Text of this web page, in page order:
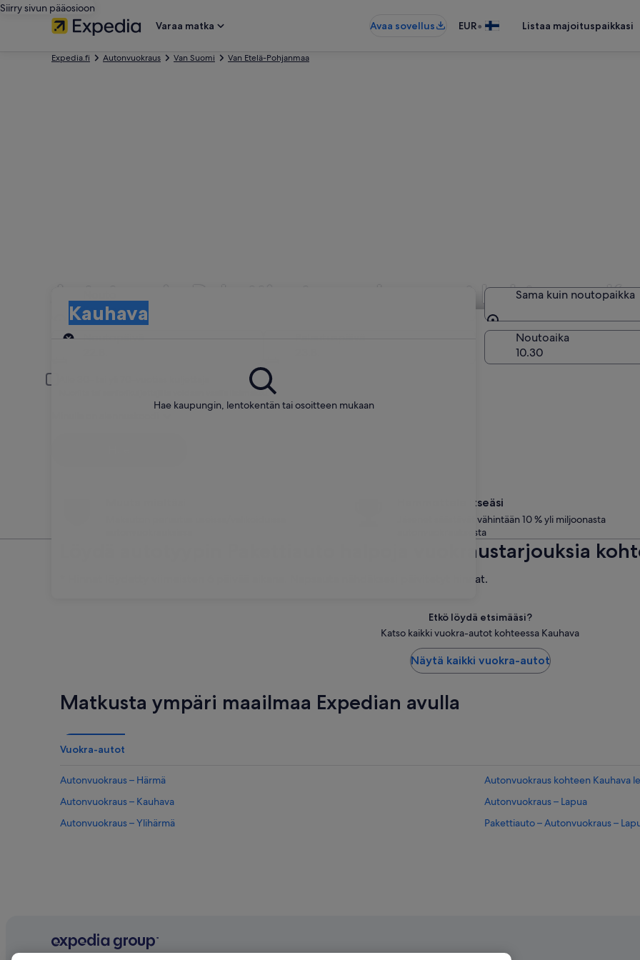
Siirry sivun pääosioon
Varaa matka
Avaa sovellus EUR• Listaa majoituspaikkasi
Expedia.fi Autonvuokraus Van Suomi Van Etelä-Pohjanmaa
Autotyypin Pakettiauto vuokraamot kohteessa
Hae kaupungin, lentokentän tai osoitteen mukaan
Kauhava
Nouto
Sama kuin noutopaikka
Sama kuin noutopaikka
Noutoaika
Nuorilta tai seniorikuljettajilta voidaan vaatia lisämaksu.
Hemmottele itseäsi
Jäsenet säästävät vähintään 10 % yli miljoonasta
autonvuokrauksesta
Löydä autotyypin Pakettiauto halpoja vuokraustarjouksia
* Hinnat löydetty viimeisten 6 päivää aikana. Napsauta nähdäksesi päivitetyt hinnat.
Etkö löydä etsimääsi?
Katso kaikki vuokra-autot kohteessa Kauhava
Näytä kaikki vuokra-autot
Matkusta ympäri maailmaa Expedian avulla
Vuokra-autot
Autonvuokraus – Härmä
Autonvuokraus kohteen Kauhava
Autonvuokraus – Kauhava
Autonvuokraus – Lapua
Autonvuokraus – Ylihärmä
Pakettiauto – Autonvuokraus –